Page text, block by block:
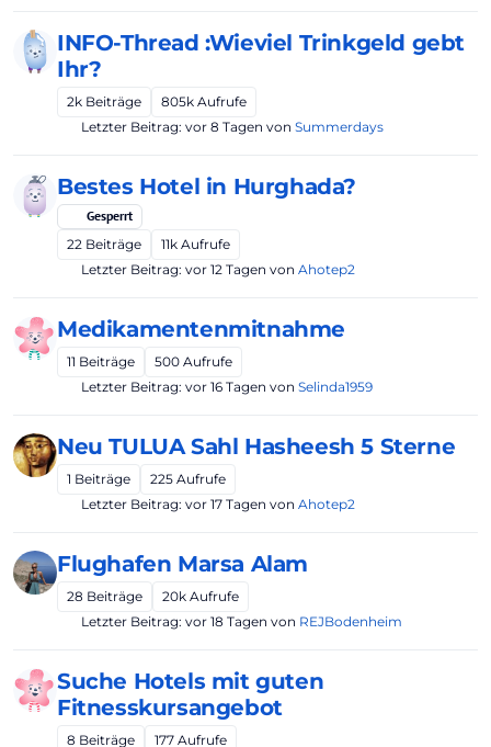
INFO-Thread :Wieviel Trinkgeld gebt
Ihr?
2k Beiträge 805k Aufrufe
Letzter Beitrag: vor 8 Tagen von Summerdays
Bestes Hotel in Hurghada?
Gesperrt
22 Beiträge 11k Aufrufe
Letzter Beitrag: vor 12 Tagen von Ahotep2
Medikamentenmitnahme
11 Beiträge 500 Aufrufe
Letzter Beitrag: vor 16 Tagen von Selinda1959
Neu TULUA Sahl Hasheesh 5 Sterne
1 Beiträge 225 Aufrufe
Letzter Beitrag: vor 17 Tagen von Ahotep2
Flughafen Marsa Alam
28 Beiträge 20k Aufrufe
Letzter Beitrag: vor 18 Tagen von REJBodenheim
Suche Hotels mit guten
Fitnesskursangebot
8 Beiträge 177 Aufrufe